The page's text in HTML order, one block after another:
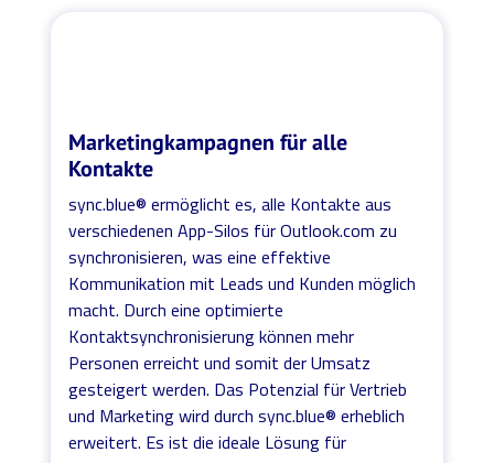
Marketingkampagnen für alle
Kontakte
sync.blue® ermöglicht es, alle Kontakte aus
verschiedenen App-Silos für Outlook.com zu
synchronisieren, was eine effektive
Kommunikation mit Leads und Kunden möglich
macht. Durch eine optimierte
Kontaktsynchronisierung können mehr
Personen erreicht und somit der Umsatz
gesteigert werden. Das Potenzial für Vertrieb
und Marketing wird durch sync.blue® erheblich
erweitert. Es ist die ideale Lösung für